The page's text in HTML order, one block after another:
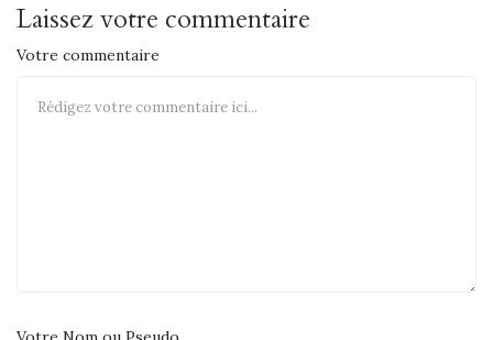
Laissez votre commentaire
Votre commentaire